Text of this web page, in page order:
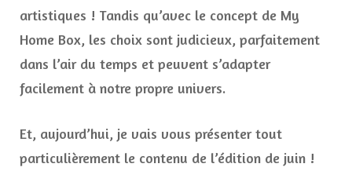
artistiques ! Tandis qu’avec le concept de My
Home Box, les choix sont judicieux, parfaitement
dans l’air du temps et peuvent s’adapter
facilement à notre propre univers.
Et, aujourd’hui, je vais vous présenter tout
particulièrement le contenu de l’édition de juin !